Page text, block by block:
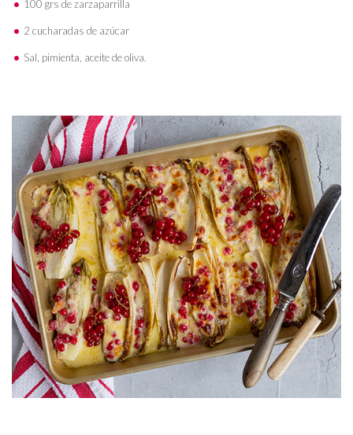
100 grs de zarzaparrilla
2 cucharadas de azúcar
Sal, pimienta, aceite de oliva.